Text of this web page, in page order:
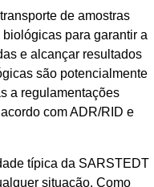
de amostras
para garantir a
e alcançar resultados
são potencialmente
a regulamentações
com ADR/RID e
típica da SARSTEDT
situação. Como